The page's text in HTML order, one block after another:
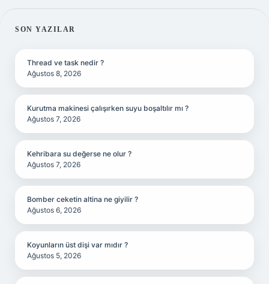
SIDEBAR
SON YAZILAR
Thread ve task nedir ?
Ağustos 8, 2026
Kurutma makinesi çalışırken suyu boşaltılır mı ?
Ağustos 7, 2026
Kehribara su değerse ne olur ?
Ağustos 7, 2026
Bomber ceketin altina ne giyilir ?
Ağustos 6, 2026
Koyunların üst dişi var mıdır ?
Ağustos 5, 2026